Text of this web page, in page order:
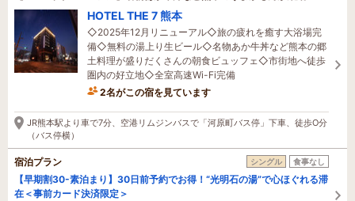
HOTEL THE 7 熊本
◇2025年12月リニューアル◇旅の疲れを癒す大浴場完
備◇無料の湯上り生ビール◇名物あか牛丼など熊本の郷
土料理が盛りだくさんの朝食ビュッフェ◇市街地へ徒歩
圏内の好立地◇全室高速Wi-Fi完備
2名がこの宿を見ています
32分前に予約されました
JR熊本駅より車で7分、空港リムジンバスで「河原町バス停」下車、徒歩O分
（バス停横）
宿泊プラン シングル 食事なし
【早期割30-素泊まり】30日前予約でお得！“光明石の湯”で心ほぐれる滞
在＜事前カード決済限定＞